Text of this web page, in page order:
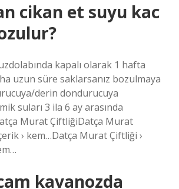
cikan et suyu kac
kapalı olarak 1 hafta
uzun süre saklarsanız bozulmaya
derin dondurucuya
suları 3 ila 6 ay arasında
Murat ÇiftliğiDatça Murat
› kem…Datça Murat Çiftliği ›
kavanozda